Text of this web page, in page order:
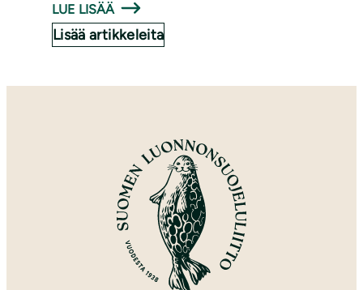
LUE LISÄÄ
Lisää artikkeleita